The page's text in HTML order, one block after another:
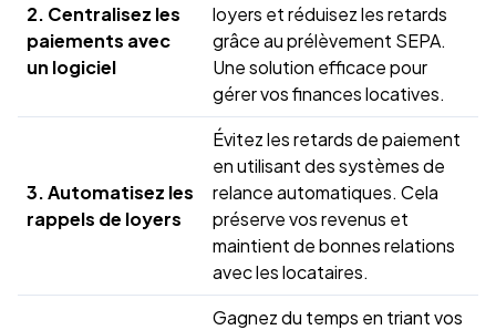
2. Centralisez les
paiements avec
un logiciel
loyers et réduisez les retards
grâce au prélèvement SEPA.
Une solution efficace pour
gérer vos finances locatives.
3. Automatisez les
rappels de loyers
Évitez les retards de paiement
en utilisant des systèmes de
relance automatiques. Cela
préserve vos revenus et
maintient de bonnes relations
avec les locataires.
Gagnez du temps en triant vos